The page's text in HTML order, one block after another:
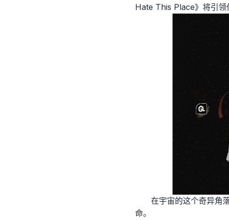
Hate This Place》将引领
在宇宙的这个奇异角
命。